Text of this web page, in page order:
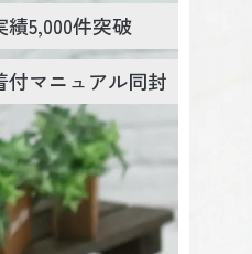
績5,000件突破
付マニュアル同封